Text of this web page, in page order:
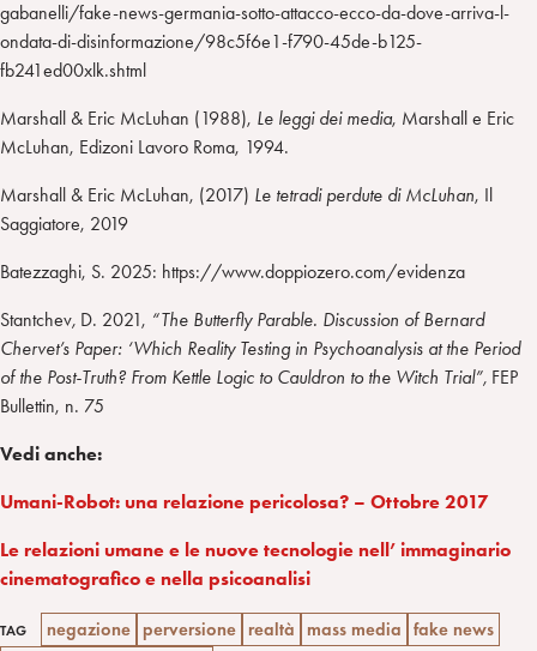
gabanelli/fake-news-germania-sotto-attacco-ecco-da-dove-arriva-l-
ondata-di-disinformazione/98c5f6e1-f790-45de-b125-
fb241ed00xlk.shtml
Marshall & Eric McLuhan (1988), Le leggi dei media, Marshall e Eric
McLuhan, Edizoni Lavoro Roma, 1994.
Marshall & Eric McLuhan, (2017) Le tetradi perdute di McLuhan, Il
Saggiatore, 2019
Batezzaghi, S. 2025: https://www.doppiozero.com/evidenza
Stantchev, D. 2021, “The Butterfly Parable. Discussion of Bernard
Chervet’s Paper: ‘Which Reality Testing in Psychoanalysis at the Period
of the Post-Truth? From Kettle Logic to Cauldron to the Witch Trial”, FEP
Bullettin, n. 75
Vedi anche:
Umani-Robot: una relazione pericolosa? – Ottobre 2017
Le relazioni umane e le nuove tecnologie nell’ immaginario
cinematografico e nella psicoanalisi
TAG negazione perversione realtà mass media
fake news